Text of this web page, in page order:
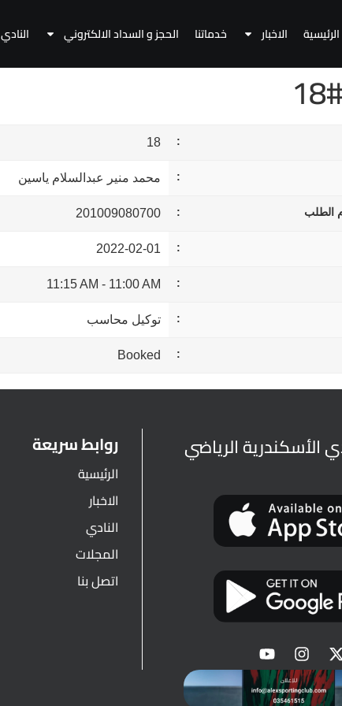
الرئيسية الاخبار خدماتنا الحجز و السداد الالكتروني النادي
18
محمد منير عبدالسلام ياسين
الطلب 201009080700
2022-02-01
11:00 AM
-
11:15 AM
توكيل محاسب
Booked
الأسكندرية الرياضي روابط سريعة
الرئيسية
الاخبار
النادي
المجلات
اتصل بنا